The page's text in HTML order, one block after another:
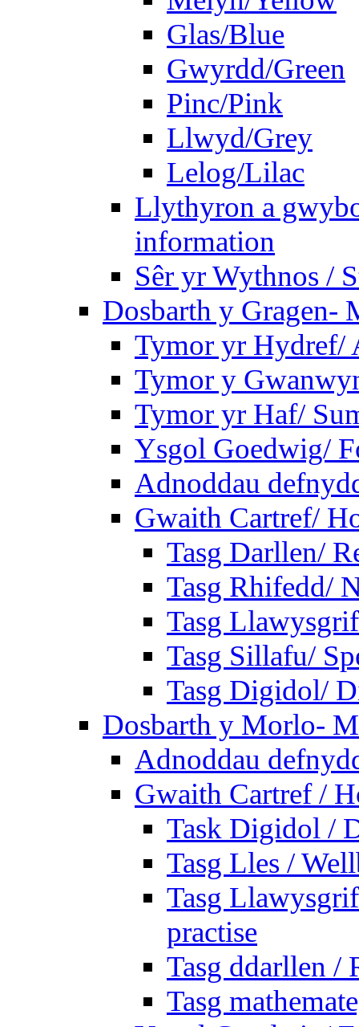
Glas/Blue
Gwyrdd/Green
Pinc/Pink
Llwyd/Grey
Lelog/Lilac
Llythyron a
information
Sêr yr Wythnos /
Dosbarth y Gragen-
Tymor yr Hydref/
Tymor y
Tymor yr Haf/
Ysgol Goedwig/
Adnoddau
Gwaith Cartref/
Tasg Darllen/
Tasg Rhifedd/
Tasg
Tasg Sillafu/
Tasg Digidol/
Dosbarth y Morlo-
Adnoddau
Gwaith Cartref /
Task Digidol /
Tasg Lles /
Tasg
practise
Tasg ddarllen /
Tasg